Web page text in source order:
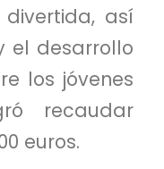
así
el desarrollo
los jóvenes
recaudar
euros.